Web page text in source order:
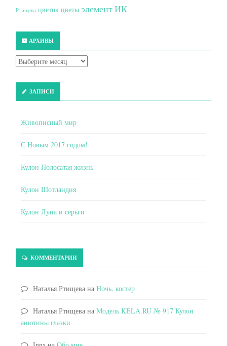
Ртищева цветок цветы элемент ИК
АРХИВЫ
ЗАПИСИ
Живописный мир
С Новым 2017 годом!
Кулон Полосатая жизнь
Кулон Шотландия
Кулон Луна и серьги
КОММЕНТАРИИ
Наталья Ртищева на Ночь, костер
Наталья Ртищева на Модель KELA.RU № 917 Кулон
анютины глазки